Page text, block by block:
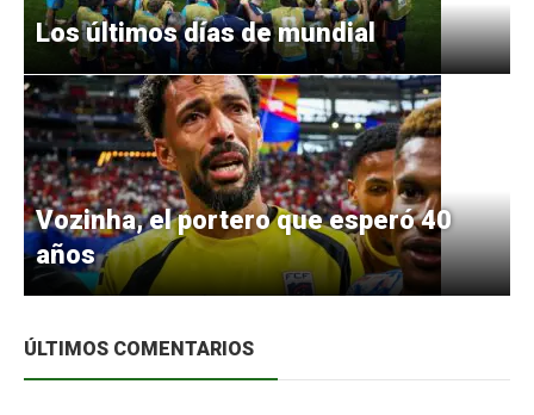
Los últimos días de mundial
Vozinha, el portero que esperó 40
años
ÚLTIMOS COMENTARIOS